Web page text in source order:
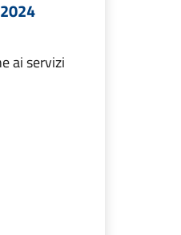
ai servizi